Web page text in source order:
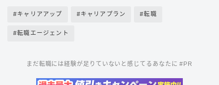
#キャリアアップ #キャリアプラン #転職
#転職エージェント
まだ転職には経験が足りていないと感じてるあなたに #PR